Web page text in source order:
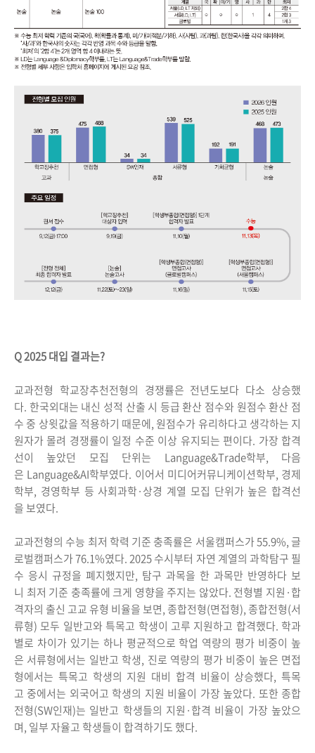
Q 2025 대입 결과는?
교과전형 학교장추천전형의 경쟁률은 전년도보다 다소 상승했
다. 한국외대는 내신 성적 산출 시 등급 환산 점수와 원점수 환산 점
수 중 상윗값을 적용하기 때문에, 원점수가 유리하다고 생각하는 지
원자가 몰려 경쟁률이 일정 수준 이상 유지되는 편이다. 가장 합격
선이 높았던 모집 단위는 Language&Trade학부, 다음
은 Language&AI학부였다. 이어서 미디어커뮤니케이션학부, 경제
학부, 경영학부 등 사회과학·상경 계열 모집 단위가 높은 합격선
을 보였다.
교과전형의 수능 최저 학력 기준 충족률은 서울캠퍼스가 55.9%, 글
로벌캠퍼스가 76.1%였다. 2025 수시부터 자연 계열의 과학탐구 필
수 응시 규정을 폐지했지만, 탐구 과목을 한 과목만 반영하다 보
니 최저 기준 충족률에 크게 영향을 주지는 않았다. 전형별 지원·합
격자의 출신 고교 유형 비율을 보면, 종합전형(면접형), 종합전형(서
류형) 모두 일반고와 특목고 학생이 고루 지원하고 합격했다. 학과
별로 차이가 있기는 하나 평균적으로 학업 역량의 평가 비중이 높
은 서류형에서는 일반고 학생, 진로 역량의 평가 비중이 높은 면접
형에서는 특목고 학생의 지원 대비 합격 비율이 상승했다, 특목
고 중에서는 외국어고 학생의 지원 비율이 가장 높았다. 또한 종합
전형(SW인재)는 일반고 학생들의 지원·합격 비율이 가장 높았으
며, 일부 자율고 학생들이 합격하기도 했다.